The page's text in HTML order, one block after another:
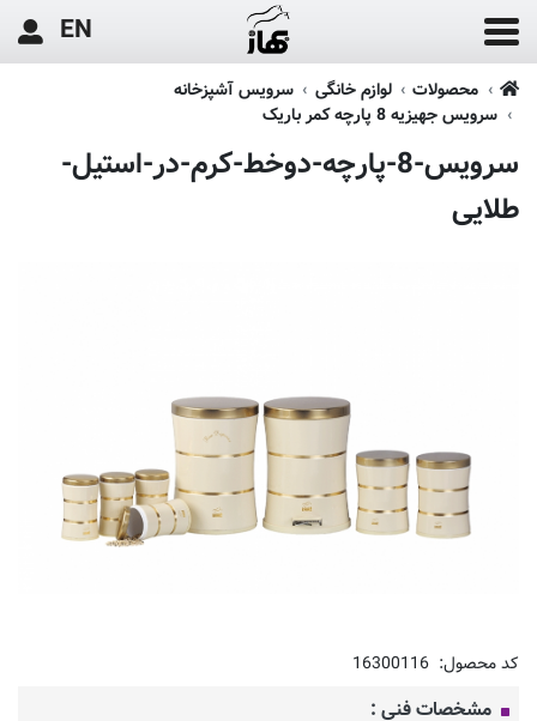
EN
محصولات لوازم خانگی
سرویس آشپزخانه
سرویس جهیزیه 8 پارچه کمر باریک
سرویس-8-پارچه-دوخط-کرم-در-استیل-
طلایی
کد محصول: 16300116
مشخصات فنی :